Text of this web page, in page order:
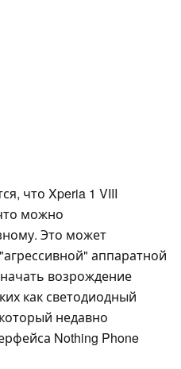
что Xperia 1 VIII
можно
Это может
аппаратной
возрождение
как светодиодный
недавно
Nothing Phone